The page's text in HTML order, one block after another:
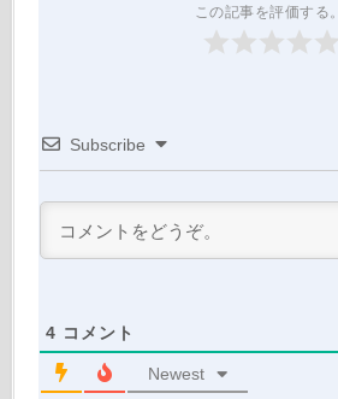
この記事を評価する。
Subscribe
4 コメント
Newest